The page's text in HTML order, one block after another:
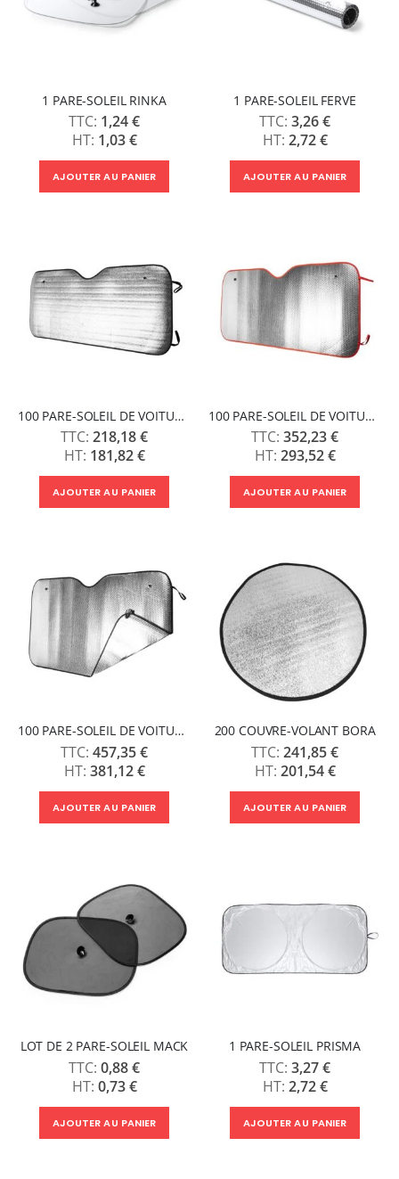
1 PARE-SOLEIL RINKA
1,24 €
1,03 €
AJOUTER AU PANIER
1 PARE-SOLEIL FERVE
3,26 €
2,72 €
AJOUTER AU PANIER
100 PARE-SOLEIL DE VOITURE AKALA
218,18 €
181,82 €
AJOUTER AU PANIER
100 PARE-SOLEIL DE VOITURE KINI
352,23 €
293,52 €
AJOUTER AU PANIER
100 PARE-SOLEIL DE VOITURE BATUR
457,35 €
381,12 €
AJOUTER AU PANIER
200 COUVRE-VOLANT BORA
241,85 €
201,54 €
AJOUTER AU PANIER
LOT DE 2 PARE-SOLEIL MACK
0,88 €
0,73 €
AJOUTER AU PANIER
1 PARE-SOLEIL PRISMA
3,27 €
2,72 €
AJOUTER AU PANIER